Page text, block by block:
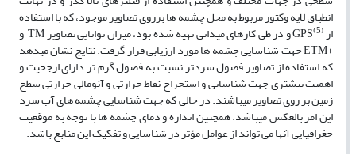
انطباق لایه وکتور مربوط به محل چشمه ها برروی تصاویر موجود، که با استفاده
از(5) GPS و در طی کارهای میدانی تهیه شده بود، میزان توانایی تصاویر TM و
+ETM جهت شناسایی چشمه ها مورد ارزیابی قرار گرفت. نتایج نشان میدهد
که استفاده از تصاویر فصول سردتر نسبت به فصول گرم تر دارای ارجحیت و
اهمیت بیشتری جهت شناسایی و استخراج نقاط حرارتی و آنومالی حرارتی سطح
زمین بر روی تصاویر میباشند. در حالی که جهت شناسایی چشمه های آب سرد
این امر بالعکس میباشد. همچنین اندازه و دمای چشمه ها با توجه به موقعیت
جغرافیایی آنها می تواند از عوامل مؤثر در شناسایی و تفکیک این منابع باشد.